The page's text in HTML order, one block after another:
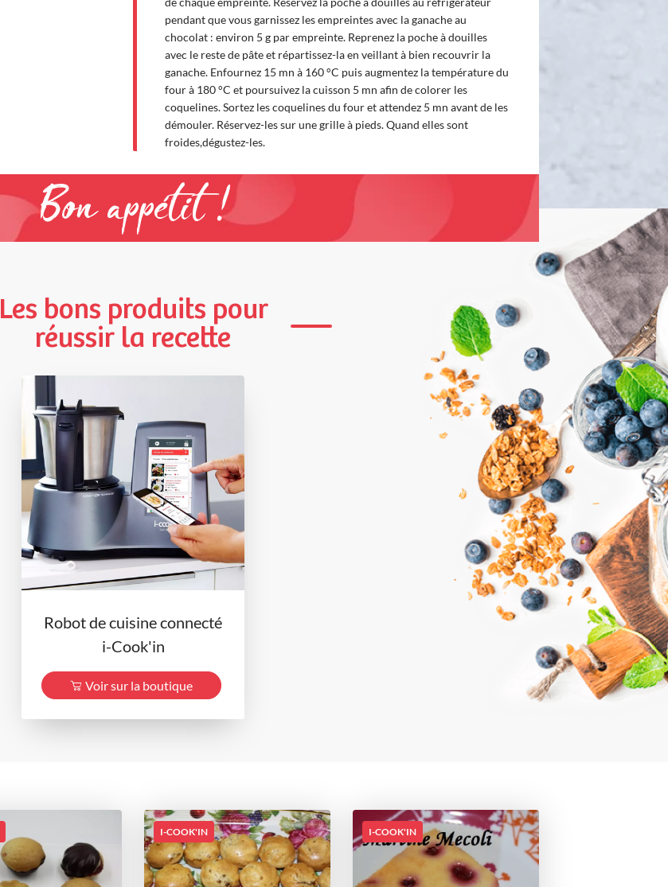
pendant que vous garnissez les empreintes avec la ganache au
chocolat : environ 5 g par empreinte. Reprenez la poche à douilles
avec le reste de pâte et répartissez-la en veillant à bien recouvrir la
ganache. Enfournez 15 mn à 160 °C puis augmentez la température du
four à 180 °C et poursuivez la cuisson 5 mn afin de colorer les
coquelines. Sortez les coquelines du four et attendez 5 mn avant de les
démouler. Réservez-les sur une grille à pieds. Quand elles sont
froides,dégustez-les.
Bon appétit !
Les bons produits pour
réussir la recette
Robot de cuisine connecté
i-Cook'in
Voir sur la boutique
I-COOK'IN I-COOK'IN